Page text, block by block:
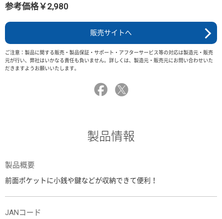
参考価格￥2,980
販売サイトへ
ご注意：製品に関する販売・製品保証・サポート・アフターサービス等の対応は製造元・販売
元が行い、弊社はいかなる責任も負いません。詳しくは、製造元・販売元にお問い合わせいた
だきますようお願いいたします。
製品情報
製品概要
前面ポケットに小銭や鍵などが収納できて便利！
JANコード